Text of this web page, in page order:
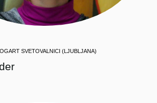
SVETOVALNICI (LJUBLJANA)